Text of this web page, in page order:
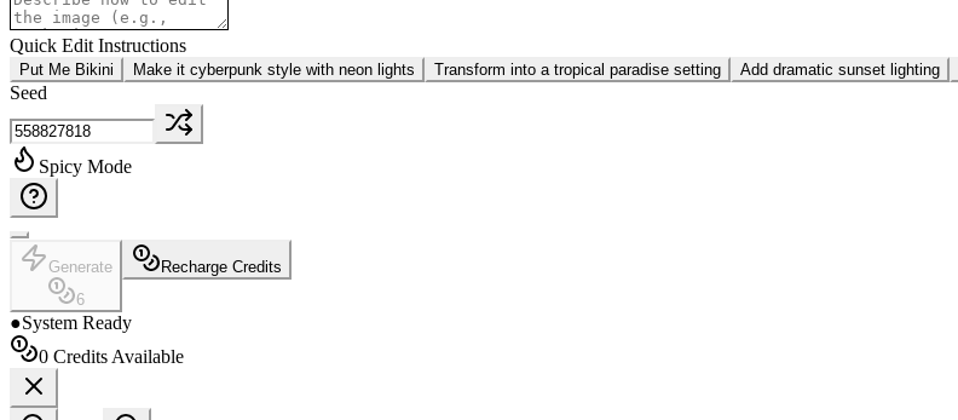
Quick Edit Instructions
Put Me Bikini Make it cyberpunk style with neon lights Transform into a tropical paradise setting Add dramatic sunset lighting
Seed
Spicy Mode
Generate
6
Recharge Credits
●System Ready
0 Credits Available